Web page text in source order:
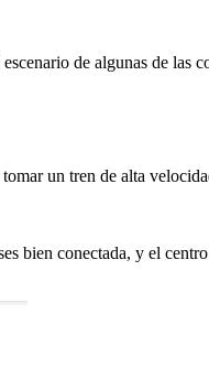
de algunas de las
un tren de alta
bien conectada, y el